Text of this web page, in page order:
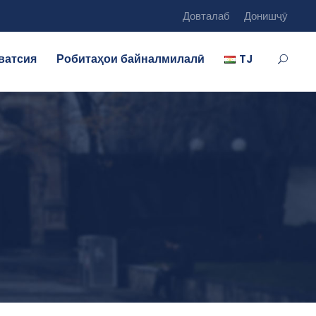
Довталаб Донишҷӯ
Робитаҳои байналмилалӣ TJ